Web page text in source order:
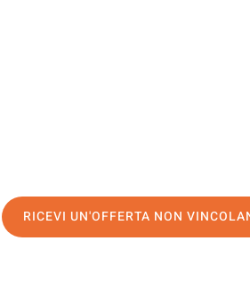
RICEVI UN'OFFERTA NON